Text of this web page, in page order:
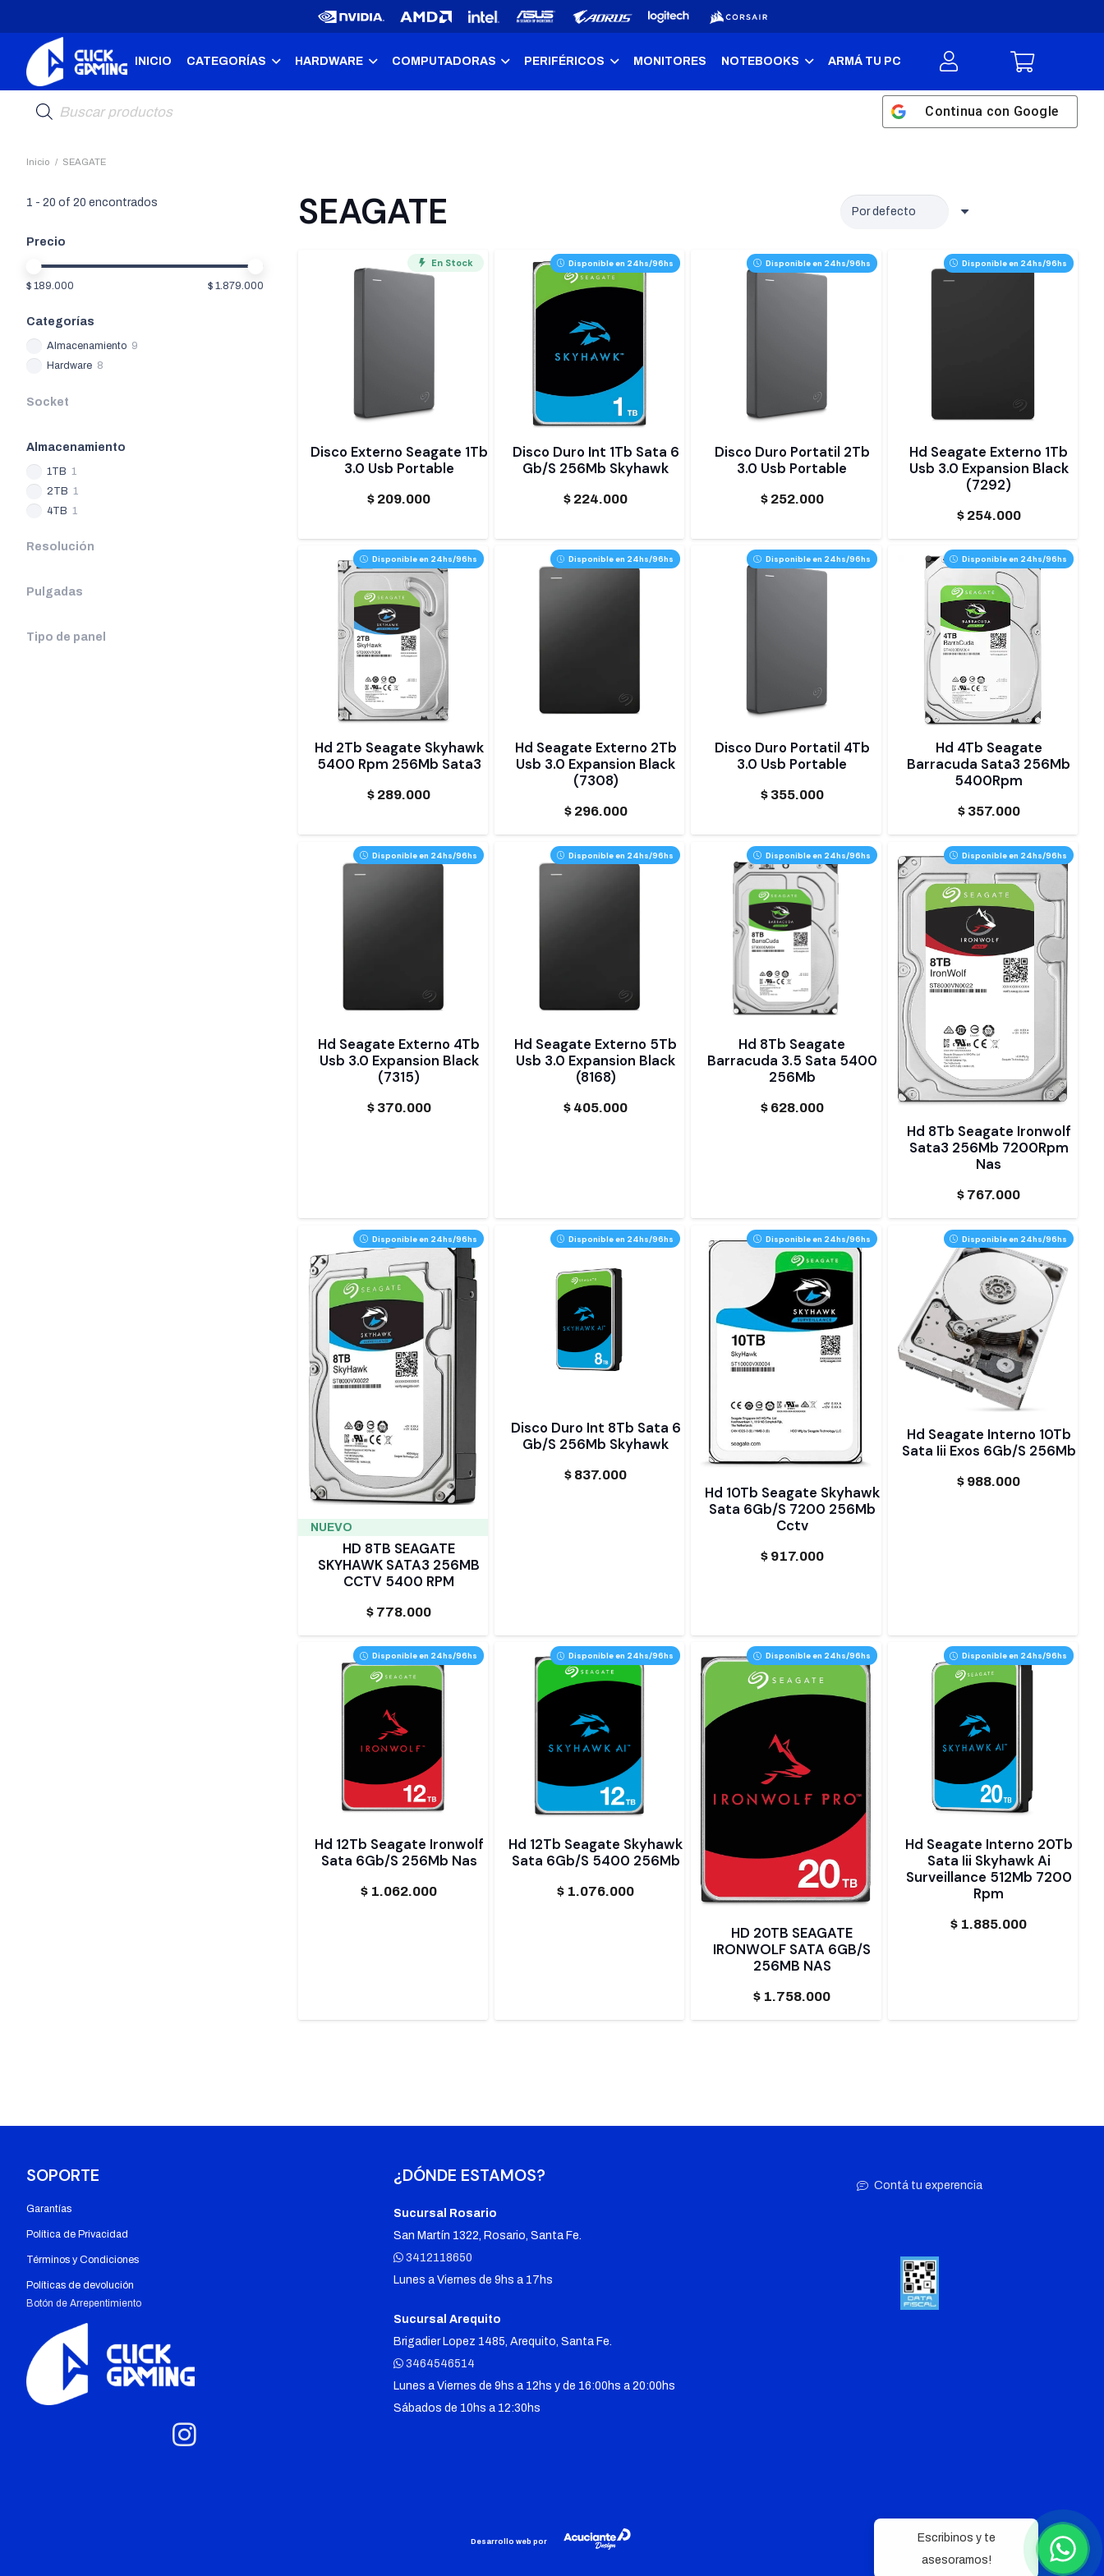
INICIO CATEGORÍAS HARDWARE COMPUTADORAS PERIFÉRICOS MONITORES NOTEBOOKS ARMÁ TU PC
de
productos
Continua con Google
Inicio / SEAGATE
1 - 20 of 20 encontrados
Precio
$ 189.000 $ 1.879.000
Categorías
Almacenamiento 9
Hardware 8
Socket
Almacenamiento
1TB 1
2TB 1
4TB 1
Resolución
Pulgadas
Tipo de panel
SEAGATE
En Stock
Disco Externo Seagate 1Tb
3.0 Usb Portable
$ 209.000
Disponible en 24hs/96hs
Disco Duro Int 1Tb Sata 6
Gb/S 256Mb Skyhawk
$ 224.000
Disponible en 24hs/96hs
Disco Duro Portatil 2Tb
3.0 Usb Portable
$252.000
Disponible en 24hs/96hs
Hd Seagate Externo 1Tb
Usb 3.0 Expansion Black
(7292)
$254.000
Disponible en 24hs/96hs
Hd 2Tb Seagate Skyhawk
5400 Rpm 256Mb Sata3
$ 289.000
Disponible en 24hs/96hs
Hd Seagate Externo 2Tb
Usb 3.0 Expansion Black
(7308)
$296.000
Disponible en 24hs/96hs
Disco Duro Portatil 4Tb
3.0 Usb Portable
$355.000
Disponible en 24hs/96hs
Hd 4Tb Seagate
Barracuda Sata3 256Mb
5400Rpm
$357.000
Disponible en 24hs/96hs
Hd Seagate Externo 4Tb
Usb 3.0 Expansion Black
(7315)
$370.000
Disponible en 24hs/96hs
Hd Seagate Externo 5Tb
Usb 3.0 Expansion Black
(8168)
$ 405.000
Disponible en 24hs/96hs
Hd 8Tb Seagate
Barracuda 3.5 Sata 5400
256Mb
$628.000
Disponible en 24hs/96hs
Hd 8Tb Seagate Ironwolf
Sata3 256Mb 7200Rpm
Nas
$ 767.000
Disponible en 24hs/96hs
NUEVO
HD 8TB SEAGATE
SKYHAWK SATA3 256MB
CCTV 5400 RPM
$ 778.000
Disponible en 24hs/96hs
Disco Duro Int 8Tb Sata 6
Gb/S 256Mb Skyhawk
$ 837.000
Disponible en 24hs/96hs
Hd 10Tb Seagate Skyhawk
Sata 6Gb/S 7200 256Mb
Cctv
$917.000
Disponible en 24hs/96hs
Hd Seagate Interno 10Tb
Sata Iii Exos 6Gb/S 256Mb
$ 988.000
Disponible en 24hs/96hs
Hd 12Tb Seagate Ironwolf
Sata 6Gb/S 256Mb Nas
$ 1.062.000
Disponible en 24hs/96hs
Hd 12Tb Seagate Skyhawk
Sata 6Gb/S 5400 256Mb
$ 1.076.000
Disponible en 24hs/96hs
HD 20TB SEAGATE
IRONWOLF SATA 6GB/S
256MB NAS
$ 1.758.000
Disponible en 24hs/96hs
Hd Seagate Interno 20Tb
Sata Iii Skyhawk Ai
Surveillance 512Mb 7200
Rpm
$ 1.885.000
SOPORTE
Garantías
Política de Privacidad
Términos y Condiciones
Políticas de devolución
Botón de Arrepentimiento
¿DÓNDE ESTAMOS?
Sucursal Rosario
San Martín 1322, Rosario, Santa Fe.
3412118650
Lunes a Viernes de 9hs a 17hs
Sucursal Arequito
Brigadier Lopez 1485, Arequito, Santa Fe.
3464546514
Lunes a Viernes de 9hs a 12hs y de 16:00hs a 20:00hs
Sábados de 10hs a 12:30hs
Contá tu experencia
Desarrollo web por
Escribinos y te
asesoramos!